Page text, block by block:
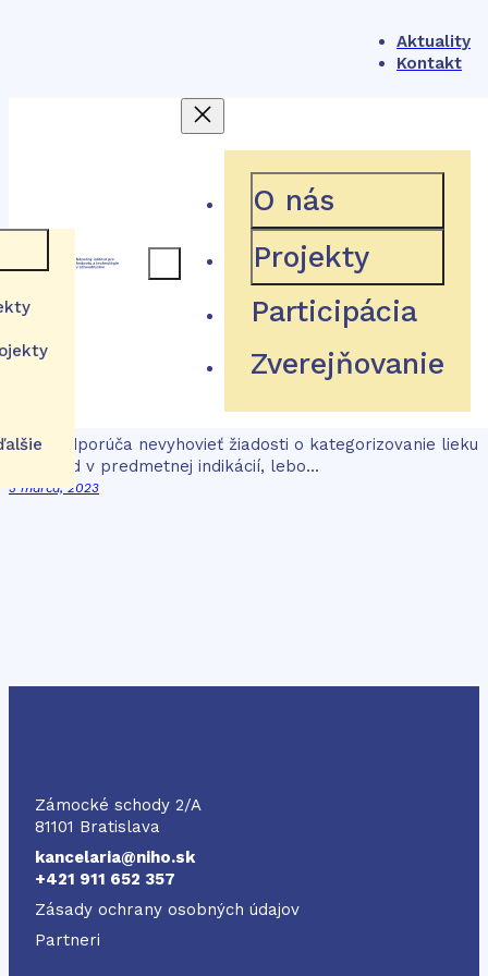
Aktuality
Kontakt
O nás
Projekty
Participácia
Zverejňovanie
Evusheld
24: Liečivá tixagevimab a
cilgavimab (Evusheld) na
preexpozičnú profylaxiu
ochorenia COVID-19
NIHO odporúča nevyhovieť žiadosti o kategorizovanie lieku
Evusheld v predmetnej indikácií, lebo…
3 marca, 2023
NIHO
Zámocké schody 2/A
81101 Bratislava
kancelaria@niho.sk
+421 911 652 357
Zásady ochrany osobných údajov
Partneri